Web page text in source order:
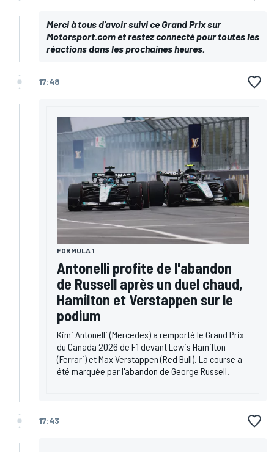
Merci à tous d'avoir suivi ce Grand Prix sur
Motorsport.com et restez connecté pour toutes les
réactions dans les prochaines heures.
17:48
FORMULA 1
Antonelli profite de l'abandon
de Russell après un duel chaud,
Hamilton et Verstappen sur le
podium
Kimi Antonelli (Mercedes) a remporté le Grand Prix
du Canada 2026 de F1 devant Lewis Hamilton
(Ferrari) et Max Verstappen (Red Bull). La course a
été marquée par l'abandon de George Russell.
17:43